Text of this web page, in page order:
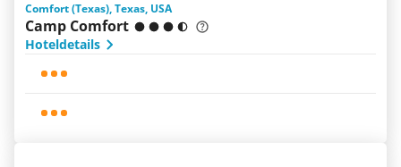
Comfort (Texas), Texas, USA
Camp Comfort
Hoteldetails